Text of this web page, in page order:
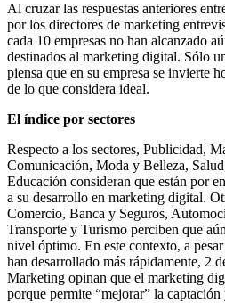
Al cruzar las respuestas anteriores
por los directores de marketing
cada 10 empresas no han alcanzado
destinados al marketing digital. Sólo
piensa que en su empresa se invierte
de lo que considera ideal.
El índice por sectores
Respecto a los sectores, Publicidad,
Comunicación, Moda y Belleza,
Educación consideran que están por
a su desarrollo en marketing digital.
Comercio, Banca y Seguros,
Transporte y Turismo perciben que
nivel óptimo. En este contexto, a
han desarrollado más rápidamente, 2
Marketing opinan que el marketing
porque permite “mejorar” la